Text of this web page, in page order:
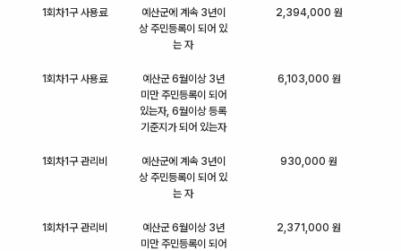
1회차1구 사용료
예산군에 계속 3년이
상 주민등록이 되어 있
는 자
2,394,000 원
1회차1구 사용료
예산군 6월이상 3년
미만 주민등록이 되어
있는자, 6월이상 등록
기준지가 되어 있는자
6,103,000 원
1회차1구 관리비
예산군에 계속 3년이
상 주민등록이 되어 있
는 자
930,000 원
1회차1구 관리비
예산군 6월이상 3년
미만 주민등록이 되어
2,371,000 원